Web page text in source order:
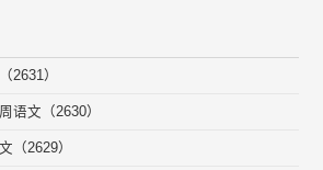
2631）
语文（2630）
（2629）